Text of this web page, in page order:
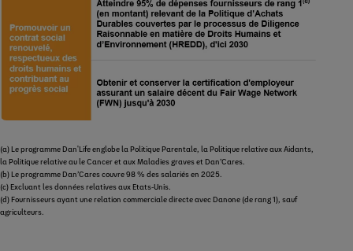
(a) Le programme Dan'Life englobe la Politique Parentale, la Politique relative aux Aidants,
la Politique relative au le Cancer et aux Maladies graves et Dan’Cares.
(b) Le programme Dan’Cares couvre 98 % des salariés en 2025.
(c) Excluant les données relatives aux Etats-Unis.
(d) Fournisseurs ayant une relation commerciale directe avec Danone (de rang 1), sauf
agriculteurs.